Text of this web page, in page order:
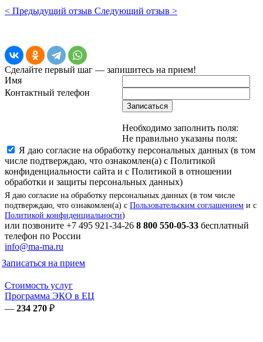
< Предыдущий отзыв Следующий отзыв >
Сделайте первый шаг — запишитесь на прием!
Имя
Контактный телефон
Записаться
Необходимо заполнить поля:
Не правильно указаны поля:
Я даю согласие на обработку персональных данных (в том
числе подтверждаю, что ознакомлен(а) с Политикой
конфиденциальности сайта и с Политикой в отношении
обработки и защиты персональных данных)
Я даю согласие на обработку персональных данных (в том числе
подтверждаю, что ознакомлен(а) с Пользовательским соглашением и с
Политикой конфиденциальности)
или позвоните +7 495 921-34-26 8 800 550-05-33 бесплатный
телефон по России
info@ma-ma.ru
Записаться на прием
Стоимость услуг
Программа ЭКО в ЕЦ
— 234 270 ₽